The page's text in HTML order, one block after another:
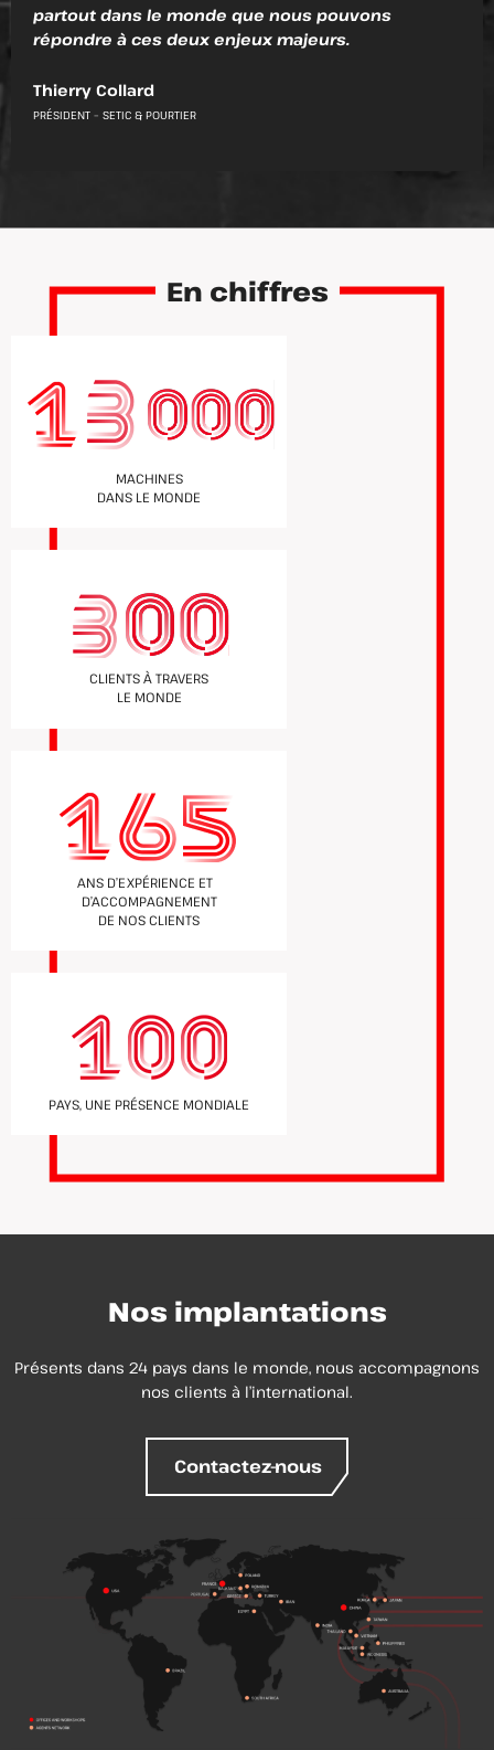
partout dans le monde que nous pouvons
répondre à ces deux enjeux majeurs.
Thierry Collard
PRÉSIDENT – SETIC & POURTIER
En chiffres
MACHINES
DANS LE MONDE
CLIENTS À TRAVERS
LE MONDE
ANS D’EXPÉRIENCE ET
D’ACCOMPAGNEMENT
DE NOS CLIENTS
PAYS, UNE PRÉSENCE MONDIALE
Nos implantations
Présents dans 24 pays dans le monde, nous accompagnons
nos clients à l’international.
Contactez-nous